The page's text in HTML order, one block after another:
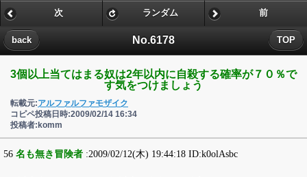
No.6178
back TOP
次 ランダム 前
3個以上当てはまる奴は2年以内に自殺する確率が７０％で
す気をつけましょう
転載元:アルファルファモザイク
コピペ投稿日時:2009/02/14 16:34
投稿者:komm
56 名も無き冒険者 :2009/02/12(木) 19:44:18 ID:k0olAsbc